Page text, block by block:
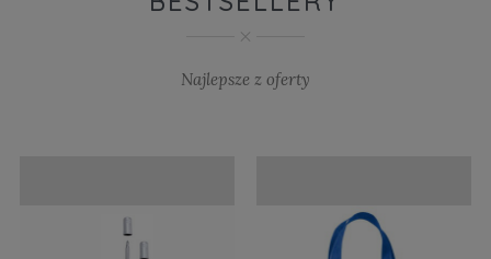
Najlepsze z oferty